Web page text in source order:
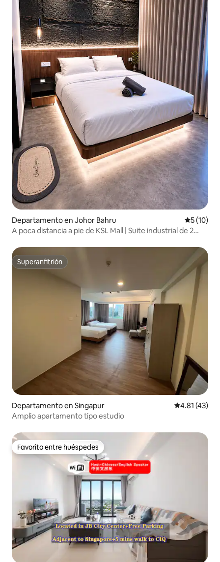
Departamento en Johor Bahru
5 (10)
A poca distancia a pie de KSL Mall | Suite industrial de 2
Superanfitrión
Superanfitrión
Departamento en Singapur Calificación
4.81 (43)
Amplio apartamento tipo estudio
Favorito entre huéspedes
Favorito entre huéspedes